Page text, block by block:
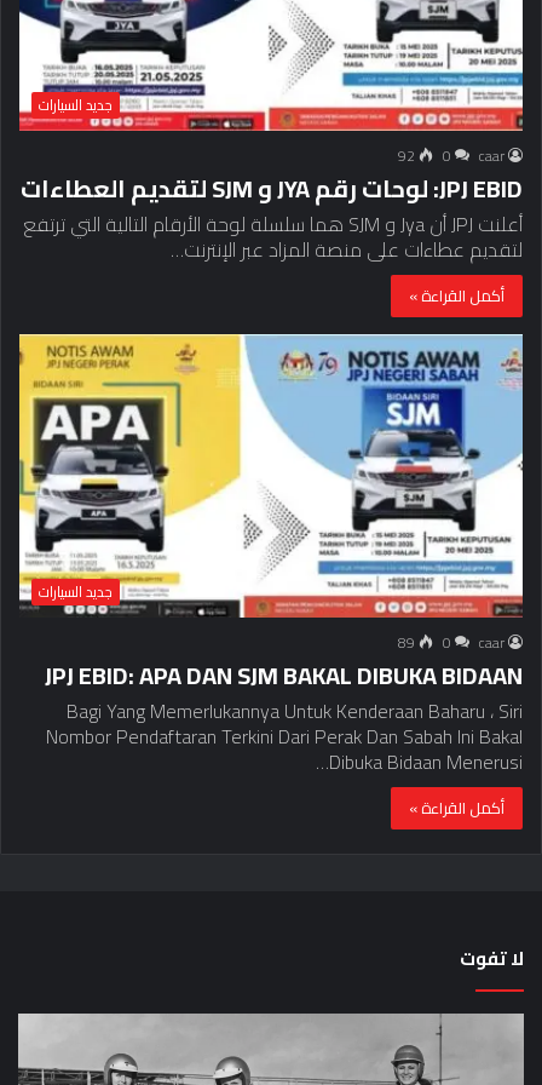
جديد السيارات
caar
0
92
JPJ EBID: لوحات رقم JYA و SJM لتقديم العطاءات
أعلنت JPJ أن Jya و SJM هما سلسلة لوحة الأرقام التالية التي ترتفع
لتقديم عطاءات على منصة المزاد عبر الإنترنت…
أكمل القراءة »
جديد السيارات
caar
0
89
JPJ EBID: APA DAN SJM BAKAL DIBUKA BIDAAN
Bagi Yang Memerlukannya Untuk Kenderaan Baharu ، Siri
Nombor Pendaftaran Terkini Dari Perak Dan Sabah Ini Bakal
Dibuka Bidaan Menerusi…
أكمل القراءة »
لا تفوت
لماذا